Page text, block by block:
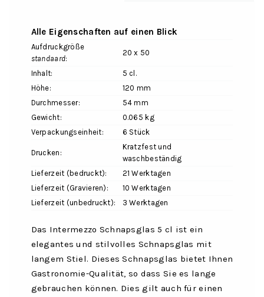
Alle Eigenschaften auf einen Blick
Aufdruckgröße
standaard:
20 x 50
Inhalt:
5 cl.
Höhe:
120 mm
Durchmesser:
54 mm
Gewicht:
0.065 kg
Verpackungseinheit:
6 Stück
Drucken:
Kratzfest und
waschbeständig
Lieferzeit (bedruckt):
21 Werktagen
Lieferzeit (Gravieren):
10 Werktagen
Lieferzeit (unbedruckt):
3 Werktagen
Das Intermezzo Schnapsglas 5 cl ist ein
elegantes und stilvolles Schnapsglas mit
langem Stiel. Dieses Schnapsglas bietet Ihnen
Gastronomie-Qualität, so dass Sie es lange
gebrauchen können. Dies gilt auch für einen